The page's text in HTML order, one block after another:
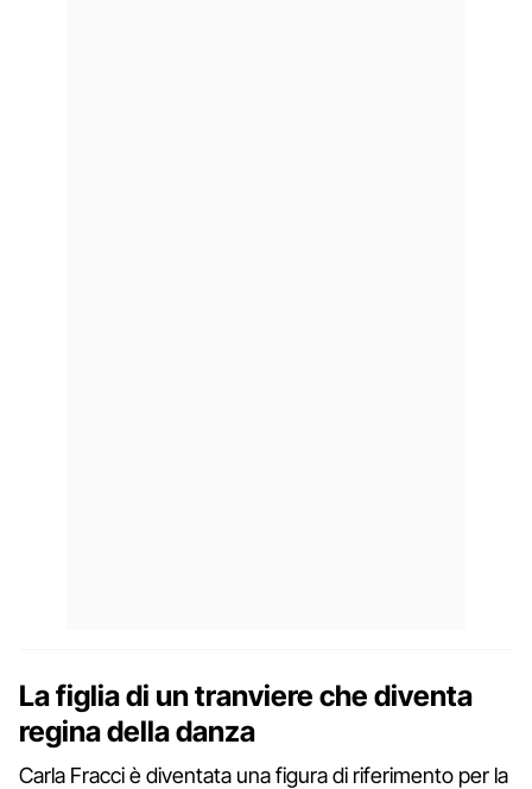
La figlia di un tranviere che diventa
regina della danza
Carla Fracci è diventata una figura di riferimento per la